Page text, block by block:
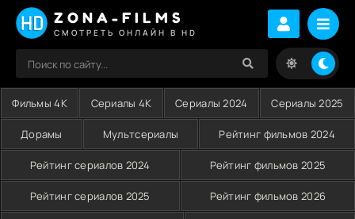
ZONA-FILMS
СМОТРЕТЬ ОНЛАЙН В HD
Фильмы 4K Сериалы 4K Сериалы 2024 Сериалы 2025
Дорамы Мультсериалы Рейтинг фильмов 2024
Рейтинг сериалов 2024 Рейтинг фильмов 2025
Рейтинг сериалов 2025 Рейтинг фильмов 2026